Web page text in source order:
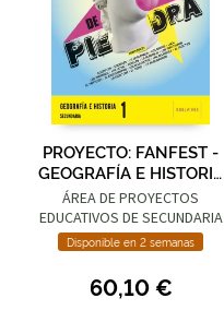
PROYECTO: FANFEST -
GEOGRAFÍA E HISTORIA
1 ESO
ÁREA DE PROYECTOS
EDUCATIVOS DE SECUNDARIA
EDELVIVES
Disponible en 2 semanas
60,10 €